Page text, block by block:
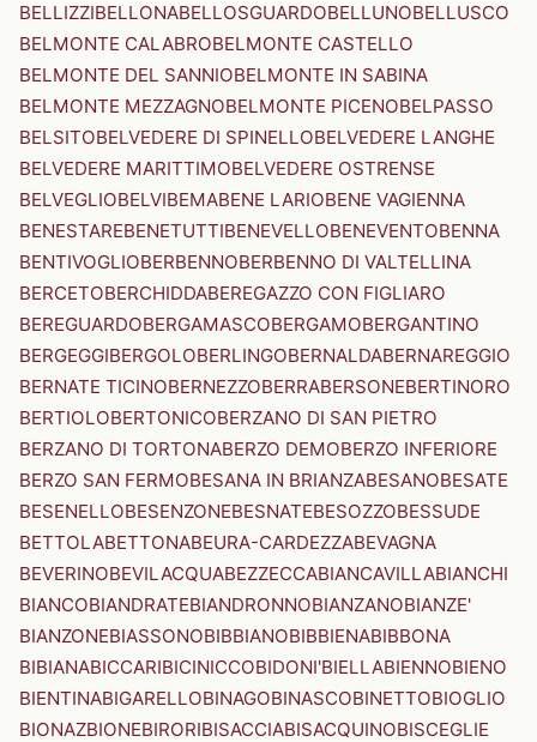
BELLIZZIBELLONABELLOSGUARDOBELLUNOBELLUSCO
BELMONTE CALABROBELMONTE CASTELLO
BELMONTE DEL SANNIOBELMONTE IN SABINA
BELMONTE MEZZAGNOBELMONTE PICENOBELPASSO
BELSITOBELVEDERE DI SPINELLOBELVEDERE LANGHE
BELVEDERE MARITTIMOBELVEDERE OSTRENSE
BELVEGLIOBELVIBEMABENE LARIOBENE VAGIENNA
BENESTAREBENETUTTIBENEVELLOBENEVENTOBENNA
BENTIVOGLIOBERBENNOBERBENNO DI VALTELLINA
BERCETOBERCHIDDABEREGAZZO CON FIGLIARO
BEREGUARDOBERGAMASCOBERGAMOBERGANTINO
BERGEGGIBERGOLOBERLINGOBERNALDABERNAREGGIO
BERNATE TICINOBERNEZZOBERRABERSONEBERTINORO
BERTIOLOBERTONICOBERZANO DI SAN PIETRO
BERZANO DI TORTONABERZO DEMOBERZO INFERIORE
BERZO SAN FERMOBESANA IN BRIANZABESANOBESATE
BESENELLOBESENZONEBESNATEBESOZZOBESSUDE
BETTOLABETTONABEURA-CARDEZZABEVAGNA
BEVERINOBEVILACQUABEZZECCABIANCAVILLABIANCHI
BIANCOBIANDRATEBIANDRONNOBIANZANOBIANZE'
BIANZONEBIASSONOBIBBIANOBIBBIENABIBBONA
BIBIANABICCARIBICINICCOBIDONI'BIELLABIENNOBIENO
BIENTINABIGARELLOBINAGOBINASCOBINETTOBIOGLIO
BIONAZBIONEBIRORIBISACCIABISACQUINOBISCEGLIE